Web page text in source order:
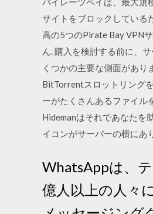
サイトをブロックしている
高の5つのPirate Bay VPN
ん. 購入を検討する前に、
くつかの主要な側面があ
BitTorrentスロットリング
ーがたくさんあるファイル
Hidemanはそれであなたを
イコンがサーバーの横にあ
WhatsAppは、
億人以上の人々